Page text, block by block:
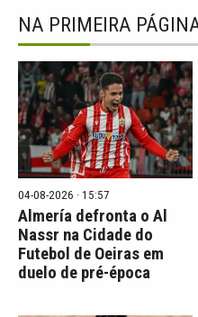
NA PRIMEIRA
04-08-2026 · 15:57
Almería defronta o Al
Nassr na Cidade do
Futebol de Oeiras em
duelo de pré-época